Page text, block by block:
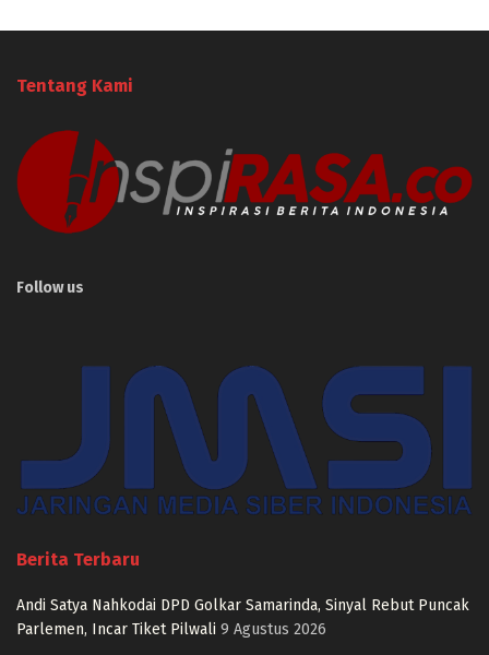
Tentang Kami
Follow us
Berita Terbaru
Andi Satya Nahkodai DPD Golkar Samarinda, Sinyal Rebut Puncak
Parlemen, Incar Tiket Pilwali 9 Agustus 2026